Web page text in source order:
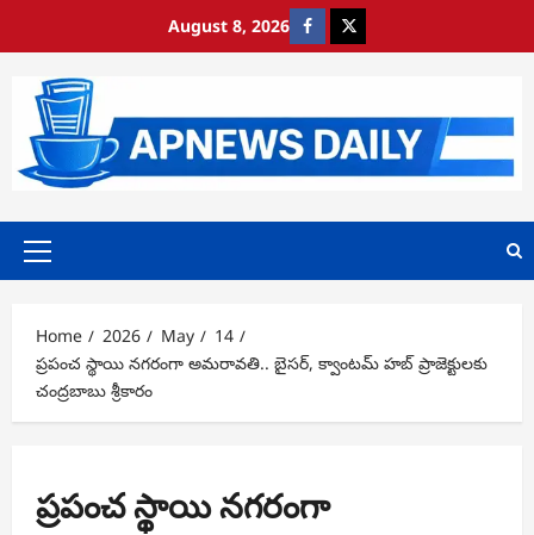
August 8, 2026 https://www.facebook.com/
https://x.com/
Primary
Home 2026 May
14
ప్రపంచ స్థాయి నగరంగా అమరావతి.. బైసర్, క్వాంటమ్ హబ్ ప్రాజెక్టులకు
చంద్రబాబు శ్రీకారం
ప్రపంచ స్థాయి నగరంగా